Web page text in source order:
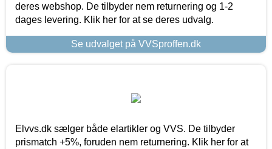
deres webshop. De tilbyder nem returnering og 1-2
dages levering. Klik her for at se deres udvalg.
Se udvalget på VVSproffen.dk
Elvvs.dk sælger både elartikler og VVS. De tilbyder
prismatch +5%, foruden nem returnering. Klik her for at